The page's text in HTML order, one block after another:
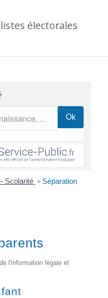
électorales
Scolarité > Séparation
l'information légale et